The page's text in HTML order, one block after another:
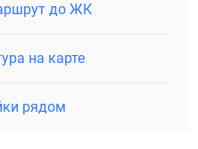
до ЖК
на карте
рядом